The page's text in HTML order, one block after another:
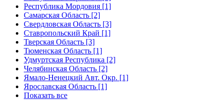
Республика Мордовия [1]
Самарская Область [2]
Свердловская Область [3]
Ставропольский Край [1]
Тверская Область [3]
Тюменская Область [1]
Удмуртская Республика [2]
Челябинская Область [2]
Ямало-Ненецкий Авт. Окр. [1]
Ярославская Область [1]
Показать все